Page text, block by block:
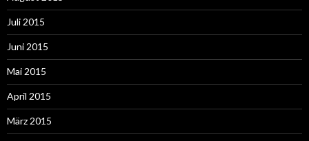
Juli 2015
Juni 2015
Mai 2015
April 2015
März 2015